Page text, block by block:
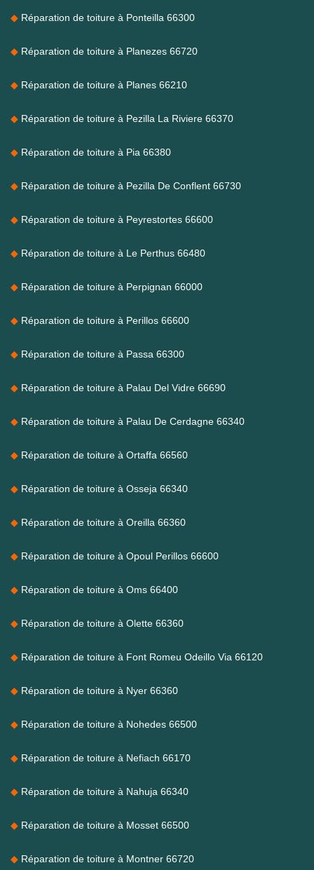
Réparation de toiture à Ponteilla 66300
Réparation de toiture à Planezes 66720
Réparation de toiture à Planes 66210
Réparation de toiture à Pezilla La Riviere 66370
Réparation de toiture à Pia 66380
Réparation de toiture à Pezilla De Conflent 66730
Réparation de toiture à Peyrestortes 66600
Réparation de toiture à Le Perthus 66480
Réparation de toiture à Perpignan 66000
Réparation de toiture à Perillos 66600
Réparation de toiture à Passa 66300
Réparation de toiture à Palau Del Vidre 66690
Réparation de toiture à Palau De Cerdagne 66340
Réparation de toiture à Ortaffa 66560
Réparation de toiture à Osseja 66340
Réparation de toiture à Oreilla 66360
Réparation de toiture à Opoul Perillos 66600
Réparation de toiture à Oms 66400
Réparation de toiture à Olette 66360
Réparation de toiture à Font Romeu Odeillo Via 66120
Réparation de toiture à Nyer 66360
Réparation de toiture à Nohedes 66500
Réparation de toiture à Nefiach 66170
Réparation de toiture à Nahuja 66340
Réparation de toiture à Mosset 66500
Réparation de toiture à Montner 66720